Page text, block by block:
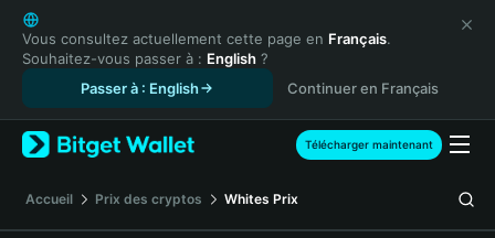
English
日本語
Tiếng Việt
Español (Latinoamérica)
Türkçe
Français
Deutsch
Vous consultez actuellement cette page en Français.
Souhaitez-vous passer à : English ?
Passer à : English
Continuer en Français
Télécharger maintenant
Accueil Prix des cryptos Whites Prix